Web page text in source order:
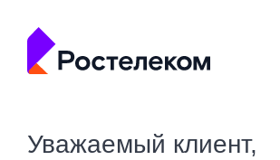
Уважаемый клиент,